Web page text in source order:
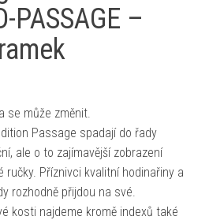
PASSAGE –
se může změnit.
Passage spadají do řady
ale o to zajímavější zobrazení
ručky. Příznivci kvalitní hodinařiny a
rozhodně přijdou na své.
kosti najdeme kromě indexů také